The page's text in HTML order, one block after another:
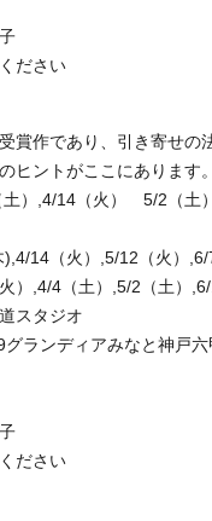
ださい
賞作であり、引き寄せの
ヒントがここにあります。
）,4/14（火） 5/2（土
14（火）,5/12（火）,6/7
4（土）,5/2（土）,6/
スタジオ
ランディアみなと神戸
ださい